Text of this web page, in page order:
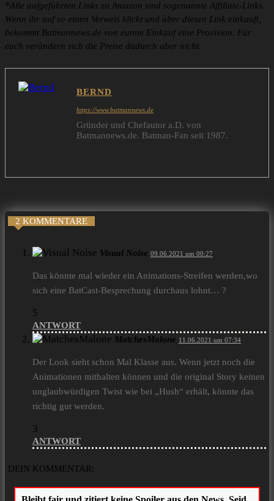
*Alle aufgeführten Links zu Amazon sind sogenannte Affiliate-Links.
Wenn ihr auf so einen Verweis klickt und über diesen Link einkauft,
bekommt Batmannews.de von eurem Einkauf eine Provision. Für
euch verändern sich die Preise dadurch aber nicht.
BERND
https://www.batmannews.de
Gründer und Chefautor a.D. von
Batmannews.de. Batman-Fan seit 1987.
2 KOMMENTARE
Visual Noise 09.06.2021 um 00:27
Das könnte mal wieder ein Animations-Streifen werden,wo
sich eine BatCast-Besprechung durchaus lohnt… ?
5
ANTWORT
MatchesMalone 11.06.2021 um 07:34
Der Look sieht schon Mal Klasse aus. Wenn jetzt noch die
Animationen mithalten können und die original Story keinen
unglaubwürdigen Twist wie bei „Hush“ erhält, könnte das
richtig gut werden.
3
ANTWORT
DEIN KOMMENTAR: